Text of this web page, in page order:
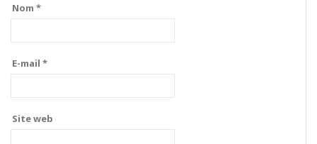
Nom *
E-mail *
Site web